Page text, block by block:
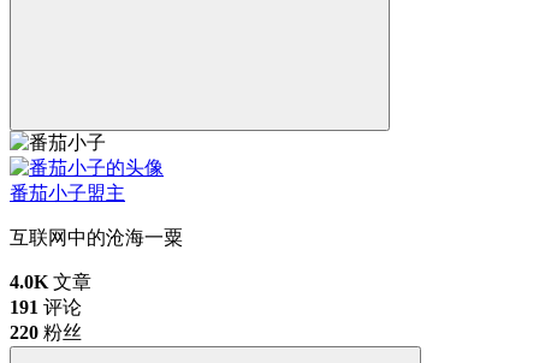
番茄小子盟主
互联网中的沧海一粟
4.0K 文章
191 评论
220 粉丝